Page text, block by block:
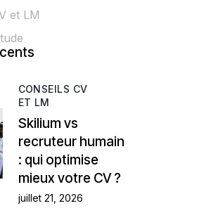
et LM
CONSEILS CV
ET LM
Skilium vs
recruteur humain
: qui optimise
mieux votre CV ?
juillet 21, 2026